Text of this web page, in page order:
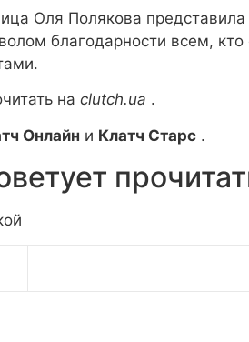
Оля Полякова
благодарности всем,
на clutch.ua .
Онлайн и Клатч Старс .